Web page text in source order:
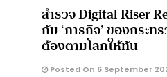
สำรวจ Digital Riser
กับ ‘ภารกิจ’ ของกระ
ต้องตามโลกให้ทัน
Posted On 6 September